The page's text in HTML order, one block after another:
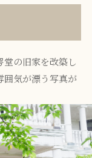
の旧家を改築し
囲気が漂う写真が